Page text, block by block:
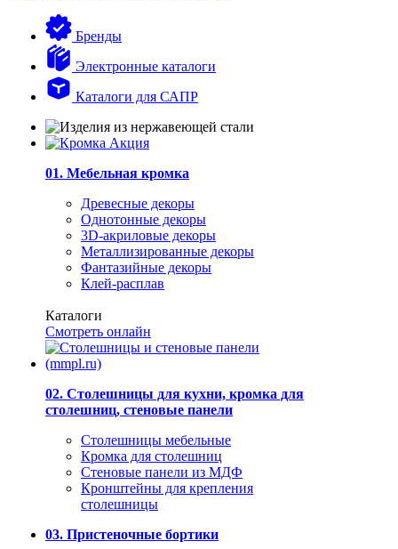
Бренды
Электронные каталоги
Каталоги для САПР
01. Мебельная кромка
Древесные декоры
Однотонные декоры
3D-акриловые декоры
Металлизированные декоры
Фантазийные декоры
Клей-расплав
Каталоги
Смотреть онлайн
02. Столешницы для кухни, кромка для
столешниц, стеновые панели
Столешницы мебельные
Кромка для столешниц
Стеновые панели из МДФ
Кронштейны для крепления
столешницы
03. Пристеночные бортики